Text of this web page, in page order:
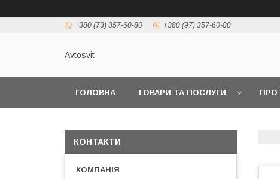
+380 (73) 357-60-80 +380 (97) 357-60-80
Avtosvit
ГОЛОВНА ТОВАРИ ТА ПОСЛУГИ ПРО
КОНТАКТИ